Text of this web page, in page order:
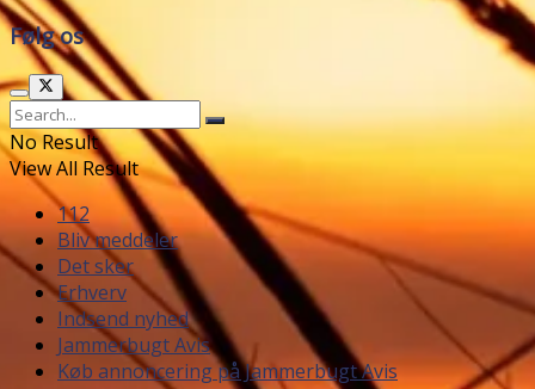
Følg os
No Result
View All Result
112
Bliv meddeler
Det sker
Erhverv
Indsend nyhed
Jammerbugt Avis
Køb annoncering på Jammerbugt Avis